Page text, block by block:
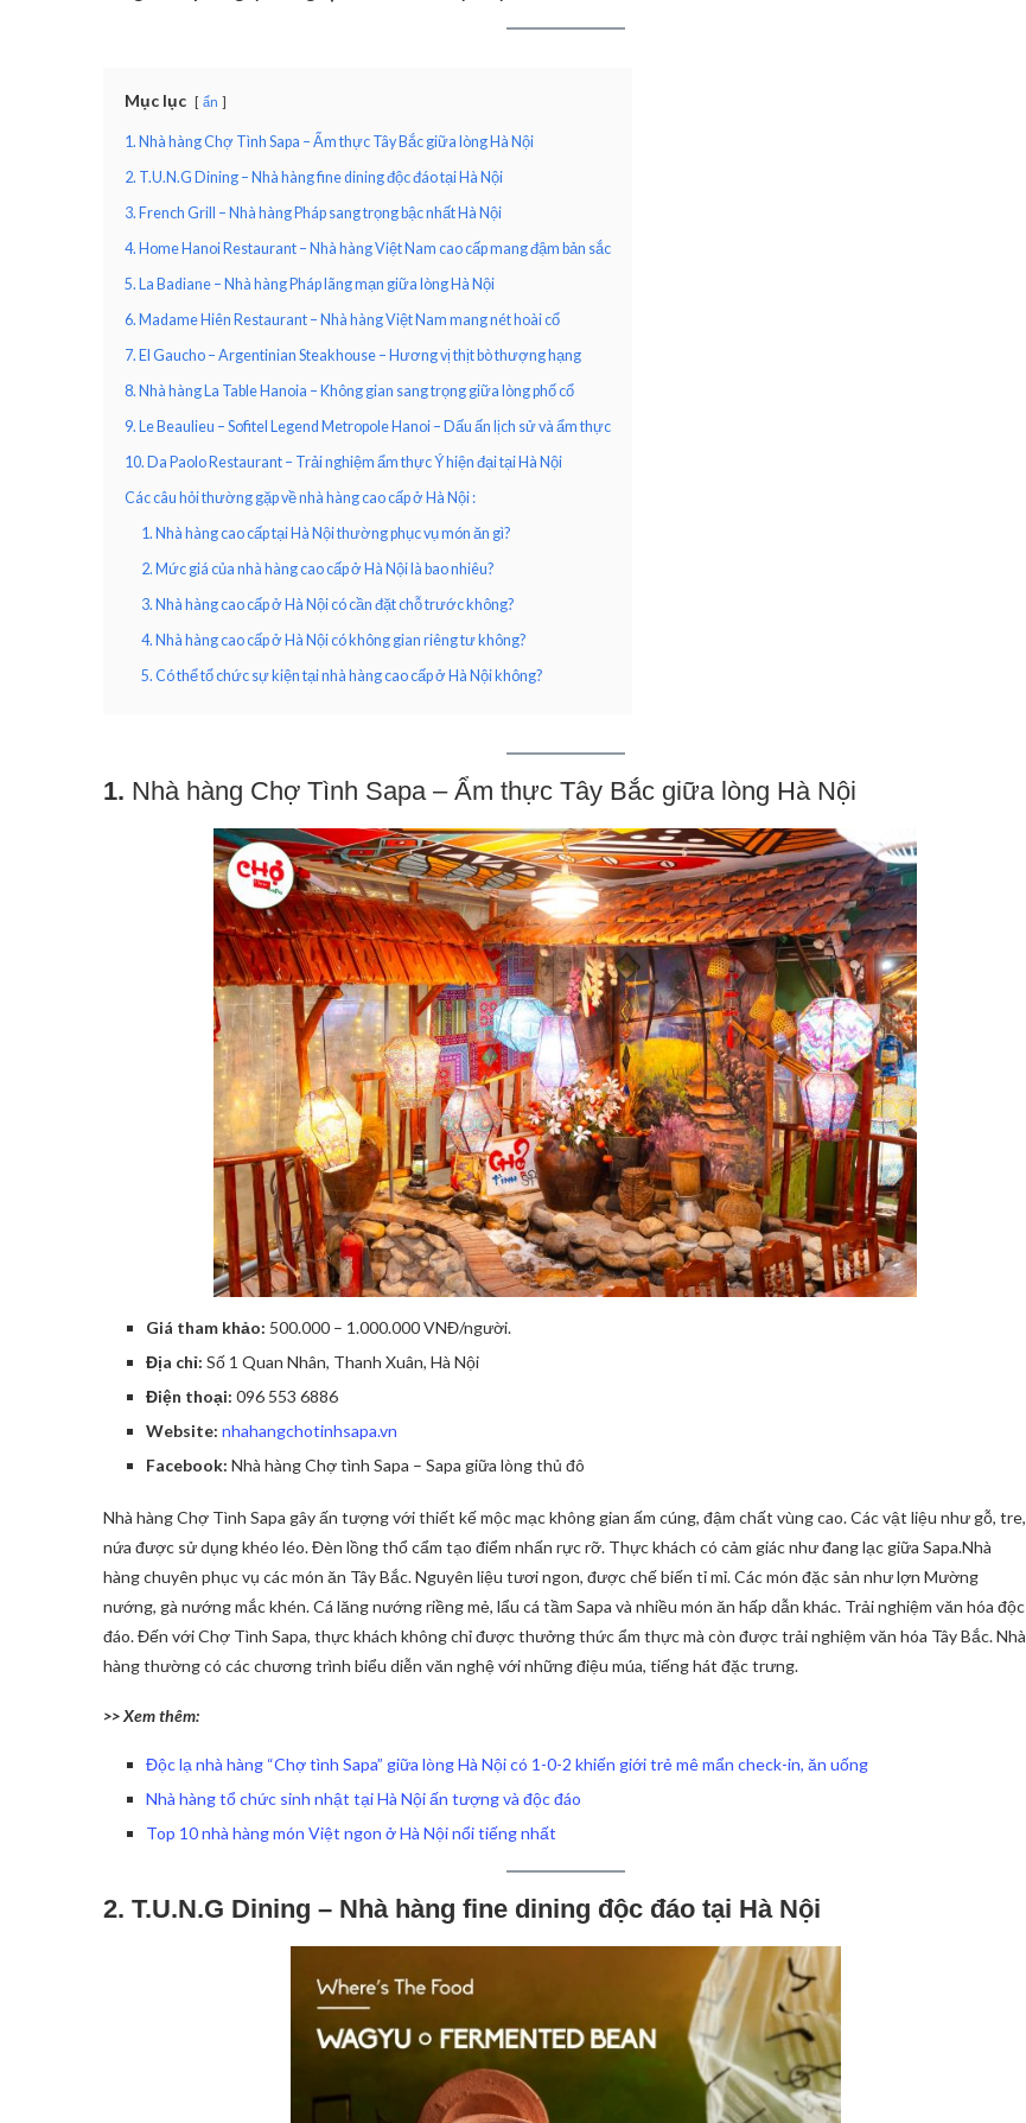
Mục lục ẩn
1. Nhà hàng Chợ Tình Sapa – Ẩm thực Tây Bắc giữa lòng Hà Nội
2. T.U.N.G Dining – Nhà hàng fine dining độc đáo tại Hà Nội
3. French Grill – Nhà hàng Pháp sang trọng bậc nhất Hà Nội
4. Home Hanoi Restaurant – Nhà hàng Việt Nam cao cấp mang đậm bản sắc
5. La Badiane – Nhà hàng Pháp lãng mạn giữa lòng Hà Nội
6. Madame Hiên Restaurant – Nhà hàng Việt Nam mang nét hoài cổ
7. El Gaucho – Argentinian Steakhouse – Hương vị thịt bò thượng hạng
8. Nhà hàng La Table Hanoia – Không gian sang trọng giữa lòng phố cổ
9. Le Beaulieu – Sofitel Legend Metropole Hanoi – Dấu ấn lịch sử và ẩm thực
10. Da Paolo Restaurant – Trải nghiệm ẩm thực Ý hiện đại tại Hà Nội
Các câu hỏi thường gặp về nhà hàng cao cấp ở Hà Nội :
1. Nhà hàng cao cấp tại Hà Nội thường phục vụ món ăn gì?
2. Mức giá của nhà hàng cao cấp ở Hà Nội là bao nhiêu?
3. Nhà hàng cao cấp ở Hà Nội có cần đặt chỗ trước không?
4. Nhà hàng cao cấp ở Hà Nội có không gian riêng tư không?
5. Có thể tổ chức sự kiện tại nhà hàng cao cấp ở Hà Nội không?
1. Nhà hàng Chợ Tình Sapa – Ẩm thực Tây Bắc giữa lòng Hà Nội
Giá tham khảo: 500.000 – 1.000.000 VNĐ/người.
Địa chỉ: Số 1 Quan Nhân, Thanh Xuân, Hà Nội
Điện thoại: 096 553 6886
Website: nhahangchotinhsapa.vn
Facebook: Nhà hàng Chợ tình Sapa – Sapa giữa lòng thủ đô
Nhà hàng Chợ Tình Sapa gây ấn tượng với thiết kế mộc mạc không gian ấm cúng, đậm chất vùng cao. Các vật liệu như gỗ, tre,
nứa được sử dụng khéo léo. Đèn lồng thổ cẩm tạo điểm nhấn rực rỡ. Thực khách có cảm giác như đang lạc giữa Sapa.Nhà
hàng chuyên phục vụ các món ăn Tây Bắc. Nguyên liệu tươi ngon, được chế biến tỉ mỉ. Các món đặc sản như lợn Mường
nướng, gà nướng mắc khén. Cá lăng nướng riềng mẻ, lẩu cá tầm Sapa và nhiều món ăn hấp dẫn khác. Trải nghiệm văn hóa độc
đáo. Đến với Chợ Tình Sapa, thực khách không chỉ được thưởng thức ẩm thực mà còn được trải nghiệm văn hóa Tây Bắc. Nhà
hàng thường có các chương trình biểu diễn văn nghệ với những điệu múa, tiếng hát đặc trưng.
>> Xem thêm:
Độc lạ nhà hàng “Chợ tình Sapa” giữa lòng Hà Nội có 1-0-2 khiến giới trẻ mê mẩn check-in, ăn uống
Nhà hàng tổ chức sinh nhật tại Hà Nội ấn tượng và độc đáo
Top 10 nhà hàng món Việt ngon ở Hà Nội nổi tiếng nhất
2. T.U.N.G Dining – Nhà hàng fine dining độc đáo tại Hà Nội